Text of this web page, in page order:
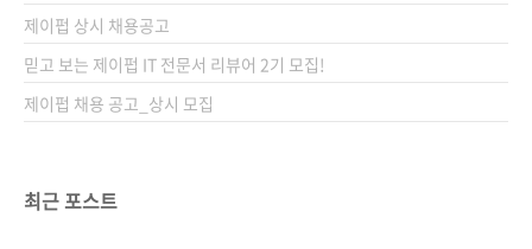
신제품 공개 행사를 밤을 새우며 보게 하고, 제품
출시 전날부터 줄을 서며 구매하도록 고객의 마
음을 훔쳤을까요? 제이펍 제품 기획 도서 《인스
파이어드..
제이펍 상시 채용공고
믿고 보는 제이펍 IT 전문서 리뷰어 2기 모집!
제이펍 채용 공고_상시 모집
최근 포스트